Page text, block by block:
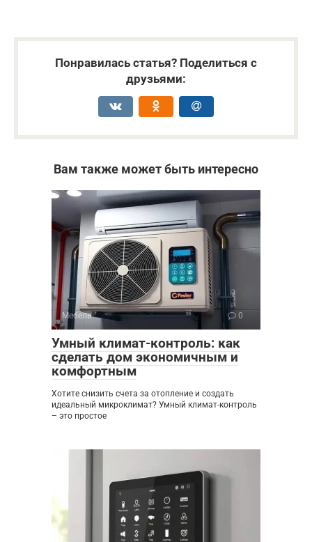
Понравилась статья? Поделиться с
друзьями:
Вам также может быть интересно
Мебель 0
Умный климат-контроль: как
сделать дом экономичным и
комфортным
Хотите снизить счета за отопление и создать
идеальный микроклимат? Умный климат-контроль
– это простое